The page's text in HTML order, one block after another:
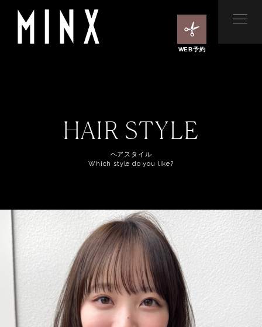
WEB予約
HAIR STYLE
ヘアスタイル
Which style do you like?